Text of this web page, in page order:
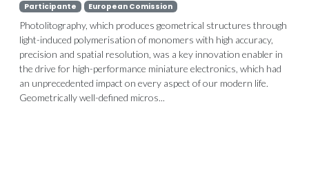
Participante European Comission
Photolitography, which produces geometrical structures through
light-induced polymerisation of monomers with high accuracy,
precision and spatial resolution, was a key innovation enabler in
the drive for high-performance miniature electronics, which had
an unprecedented impact on every aspect of our modern life.
Geometrically well-defined micros...